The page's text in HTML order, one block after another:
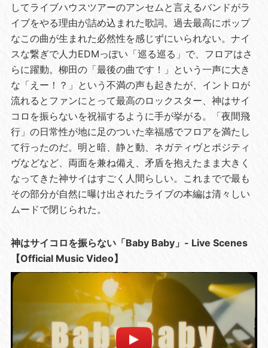
してライブハウスツアーのアンセムと言えるバンドがラ
イブをやる理由が詰め込まれた歌詞。過去最高にポップ
なこの曲が生まれた必然性を感じずにいられない。ナイ
スな繋ぎで人力EDMっぽい「巡る巡る」で、フロアはさ
らに躍動。柳田の「最後の曲です！」という一声に大き
な「えー！？」という不満の声も起きたが、イントロが
流れるとファンにとって最高のロックスター、神はサイ
コロを振らないを祝福するように手が挙がる。「夜間飛
行」の日常性が地に足のついた幸福感でフロアを満たし
て行ったのだ。明と暗、静と動、ネガティヴとポジティ
ヴなどなど、両面を兼ね備え、矛盾を抱えたまま大きく
なってきた神サイはすごく人間らしい。これまでで最も
その部分が自然に曝け出されたライブの本編は清々しい
ムードで閉じられた。
神はサイコロを振らない「Baby Baby」- Live Scenes
【Official Music Video】